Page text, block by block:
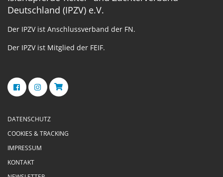
Deutschland (IPZV) e.V.
Der IPZV ist Anschlussverband der FN.
Der IPZV ist Mitglied der FEIF.
DATENSCHUTZ
COOKIES & TRACKING
IMPRESSUM
KONTAKT